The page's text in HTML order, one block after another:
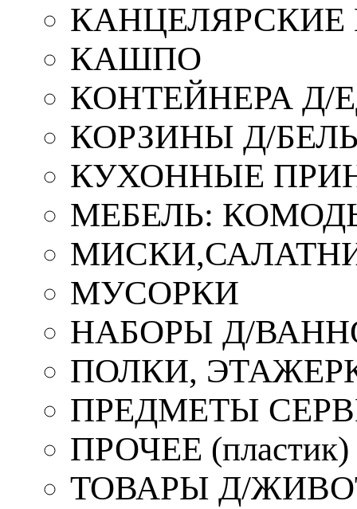
КАШПО
КОНТЕЙНЕРА Д/
КОРЗИНЫ Д/
КУХОННЫЕ
МЕБЕЛЬ:
МУСОРКИ
НАБОРЫ Д/
ПОЛКИ,
ПРЕДМЕТЫ
ПРОЧЕЕ (пластик)
ТОВАРЫ Д/